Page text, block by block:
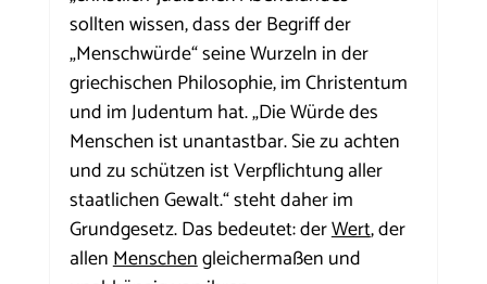
sollten wissen, dass der Begriff der
„Menschwürde“ seine Wurzeln in der
griechischen Philosophie, im Christentum
und im Judentum hat. „Die Würde des
Menschen ist unantastbar. Sie zu achten
und zu schützen ist Verpflichtung aller
staatlichen Gewalt.“ steht daher im
Grundgesetz. Das bedeutet: der Wert, der
allen Menschen gleichermaßen und